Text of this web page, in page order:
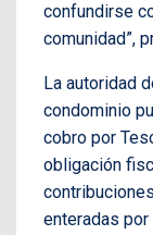
confundirse
comunidad”,
La autoridad
condominio
cobro por
obligación
enteradas por